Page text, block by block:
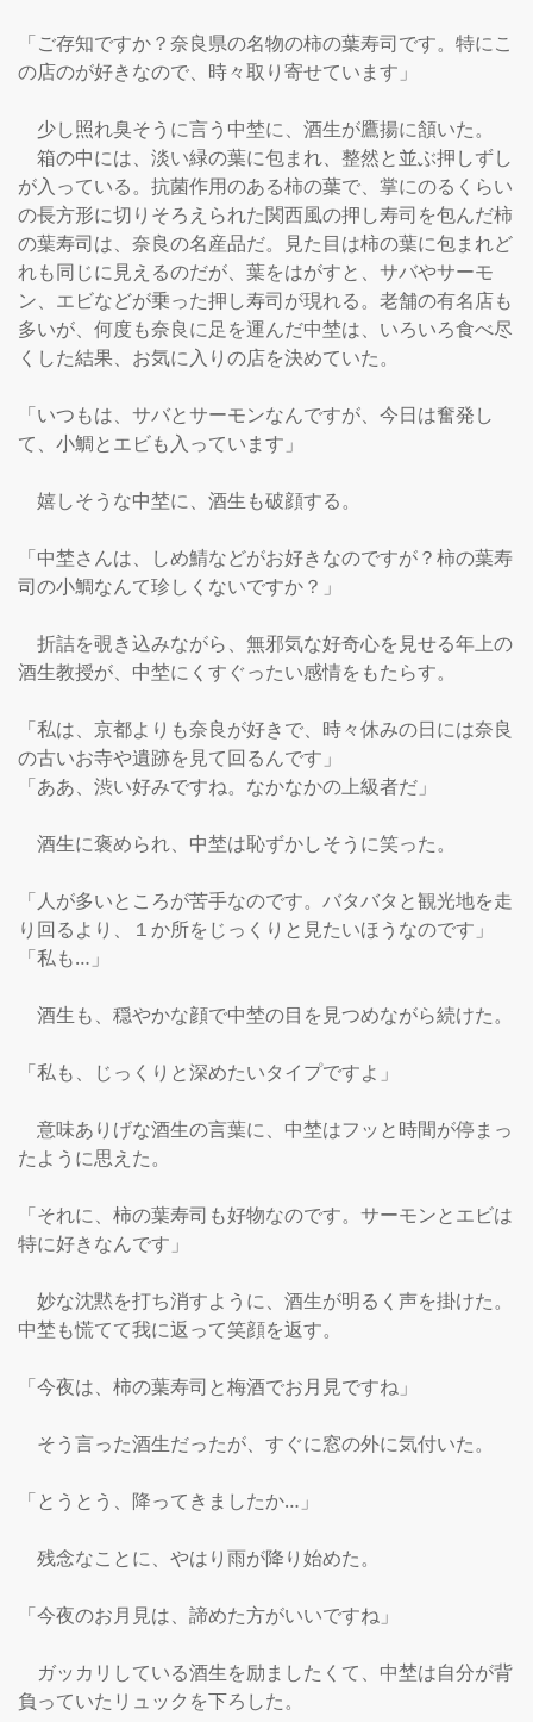
「ご存知ですか？奈良県の名物の柿の葉寿司です。特にこ
の店のが好きなので、時々取り寄せています」
少し照れ臭そうに言う中埜に、酒生が鷹揚に頷いた。
箱の中には、淡い緑の葉に包まれ、整然と並ぶ押しずし
が入っている。抗菌作用のある柿の葉で、掌にのるくらい
の長方形に切りそろえられた関西風の押し寿司を包んだ柿
の葉寿司は、奈良の名産品だ。見た目は柿の葉に包まれど
れも同じに見えるのだが、葉をはがすと、サバやサーモ
ン、エビなどが乗った押し寿司が現れる。老舗の有名店も
多いが、何度も奈良に足を運んだ中埜は、いろいろ食べ尽
くした結果、お気に入りの店を決めていた。
「いつもは、サバとサーモンなんですが、今日は奮発し
て、小鯛とエビも入っています」
嬉しそうな中埜に、酒生も破顔する。
「中埜さんは、しめ鯖などがお好きなのですが？柿の葉寿
司の小鯛なんて珍しくないですか？」
折詰を覗き込みながら、無邪気な好奇心を見せる年上の
酒生教授が、中埜にくすぐったい感情をもたらす。
「私は、京都よりも奈良が好きで、時々休みの日には奈良
の古いお寺や遺跡を見て回るんです」
「ああ、渋い好みですね。なかなかの上級者だ」
酒生に褒められ、中埜は恥ずかしそうに笑った。
「人が多いところが苦手なのです。バタバタと観光地を走
り回るより、１か所をじっくりと見たいほうなのです」
「私も…」
酒生も、穏やかな顔で中埜の目を見つめながら続けた。
「私も、じっくりと深めたいタイプですよ」
意味ありげな酒生の言葉に、中埜はフッと時間が停まっ
たように思えた。
「それに、柿の葉寿司も好物なのです。サーモンとエビは
特に好きなんです」
妙な沈黙を打ち消すように、酒生が明るく声を掛けた。
中埜も慌てて我に返って笑顔を返す。
「今夜は、柿の葉寿司と梅酒でお月見ですね」
そう言った酒生だったが、すぐに窓の外に気付いた。
「とうとう、降ってきましたか…」
残念なことに、やはり雨が降り始めた。
「今夜のお月見は、諦めた方がいいですね」
ガッカリしている酒生を励ましたくて、中埜は自分が背
負っていたリュックを下ろした。